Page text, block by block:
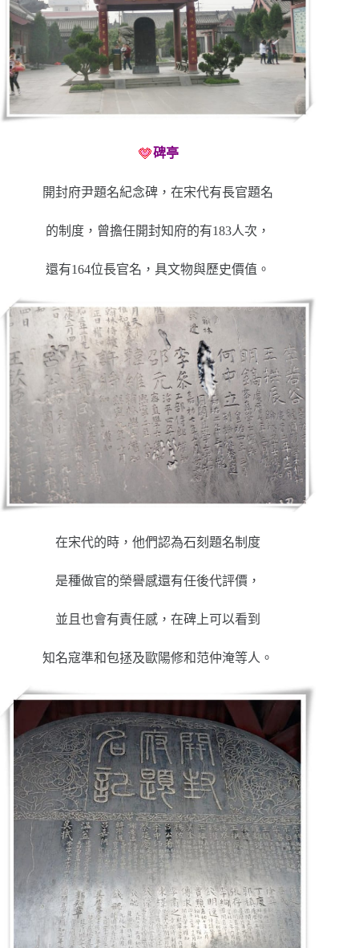
碑亭
開封府尹題名紀念碑，在宋代有長官題名
的制度，曾擔任開封知府的有183人次，
還有164位長官名，具文物與歷史價值。
在宋代的時，他們認為石刻題名制度
是種做官的榮譽感還有任後代評價，
並且也會有責任感，在碑上可以看到
知名寇準和包拯及歐陽修和范仲淹等人。